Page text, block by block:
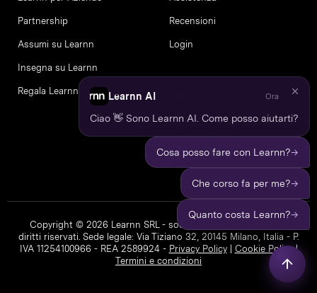
Partnership
Assumi su Learnn
Insegna su Learnn
Regala Learnn
Recensioni
Login
Copyright © 2026 Learnn SRL - società a socio unico. Tutti i
diritti riservati. Sede legale: Via Tiziano 32, 20145 Milano, Italia - P.
IVA 11254100966 - REA 2589924 - Privacy Policy| Cookie Policy|
Termini e condizioni
Learnn AI Ora
Ciao 👋 Sono Learnn AI. Come posso aiutarti?
Cosa posso fare con Learnn?→
Che corso fa per me?→
Quanto costa Learnn?→